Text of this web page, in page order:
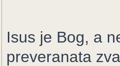
Isus je Bog, a
preveranata